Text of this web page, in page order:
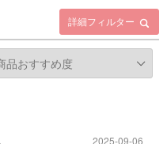
詳細フィルター
2025-09-06